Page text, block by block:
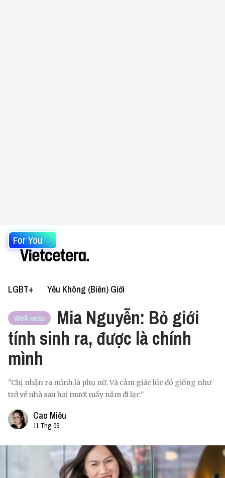
For You
LGBT+ Yêu Không (Biên) Giới
Well-ness
Mia Nguyễn: Bỏ giới
tính sinh ra, được là chính
mình
"Chị nhận ra mình là phụ nữ. Và cảm giác lúc đó giống như
trở về nhà sau hai mươi mấy năm đi lạc."
Cao Miêu
11 Thg 09